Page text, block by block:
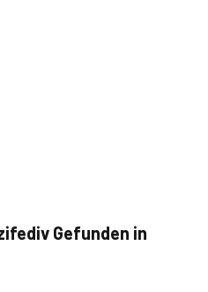
Gefunden in